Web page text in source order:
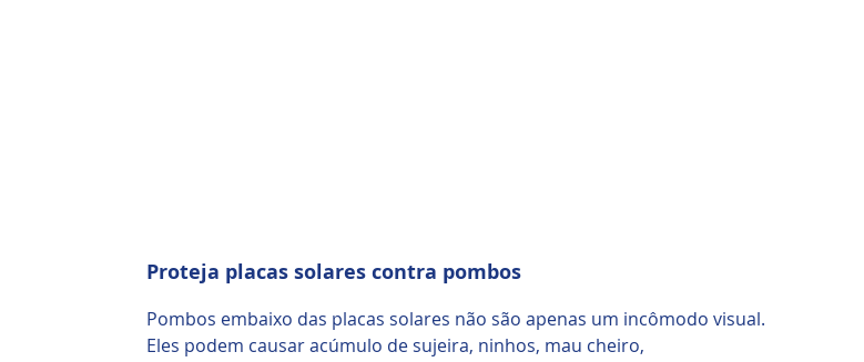
Proteja placas solares contra pombos
Pombos embaixo das placas solares não são apenas um incômodo visual.
Eles podem causar acúmulo de sujeira, ninhos, mau cheiro,